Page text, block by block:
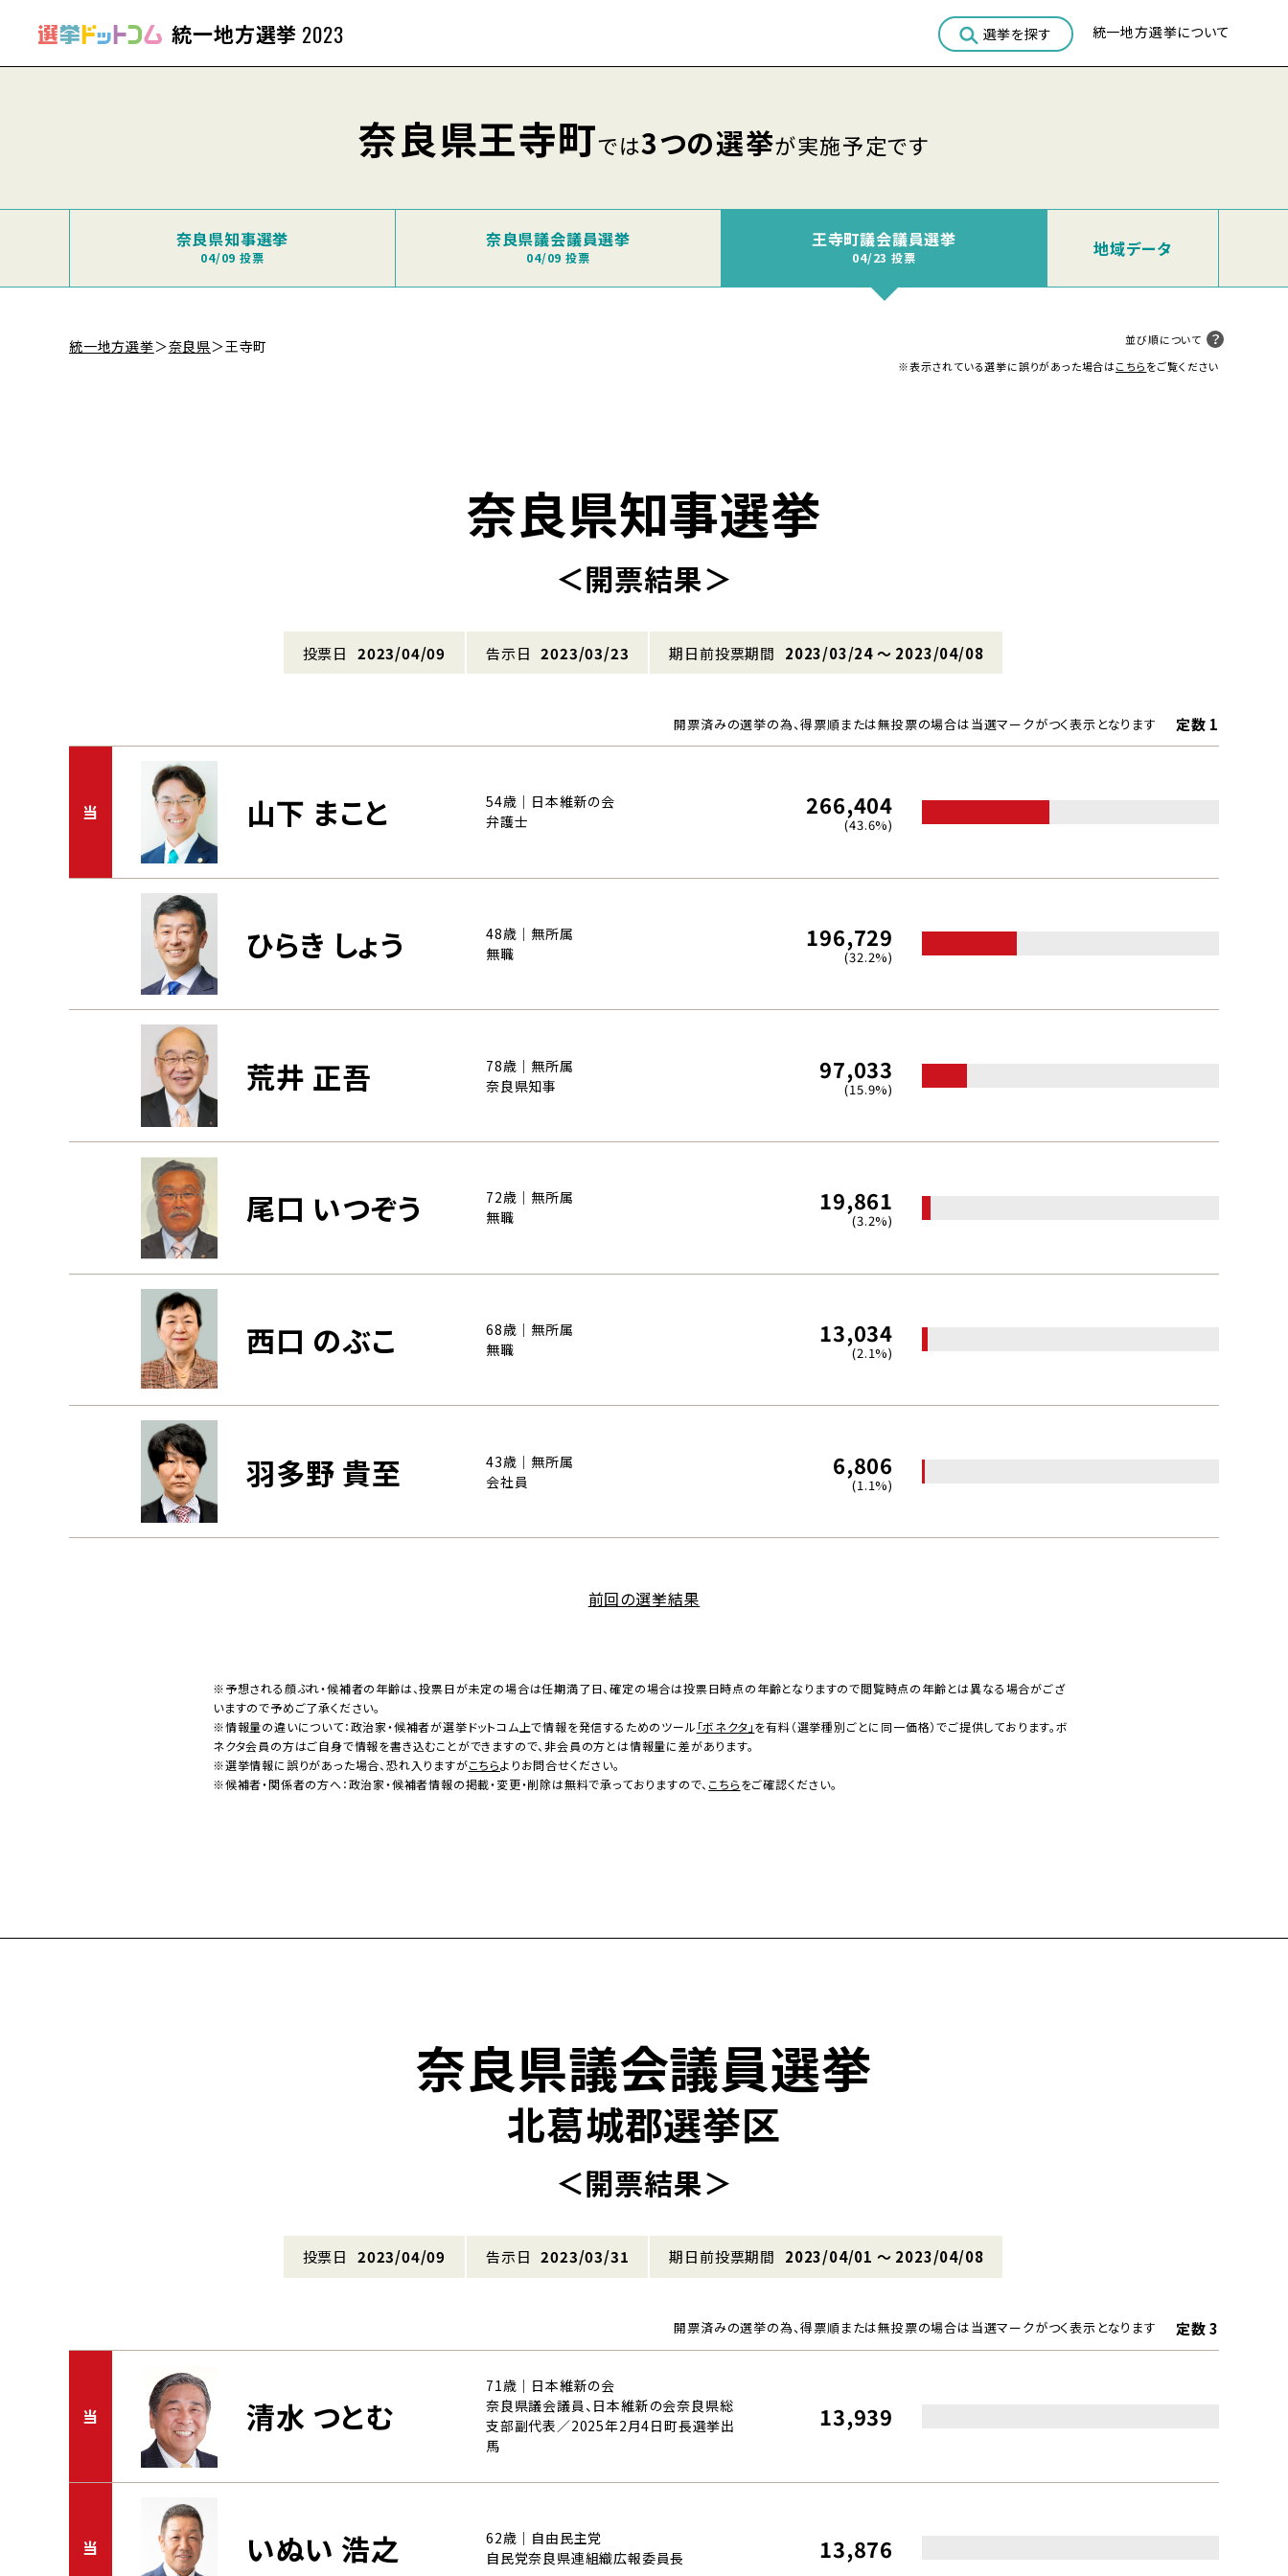
統一地方選挙 2023 選挙を探す 統一地方選挙について
奈良県王寺町では3つの選挙が実施予定です
奈良県知事選挙
04/09 投票
奈良県議会議員選挙
04/09 投票
王寺町議会議員選挙
04/23 投票 地域データ
統一地方選挙＞奈良県＞王寺町
並び順について
※表示されている選挙に誤りがあった場合はこちらをご覧ください
奈良県知事選挙
＜開票結果＞
投票日 2023/04/09 告示日 2023/03/23 期日前投票期間 2023/03/24 〜 2023/04/08
開票済みの選挙の為、得票順または無投票の場合は当選マークがつく表示となります 定数 1
当 山下 まこと
54歳｜日本維新の会
弁護士
266,404
(43.6%)
ひらき しょう
48歳｜無所属
無職
196,729
(32.2%)
荒井 正吾
78歳｜無所属
奈良県知事
97,033
(15.9%)
尾口 いつぞう
72歳｜無所属
無職
19,861
(3.2%)
西口 のぶこ
68歳｜無所属
無職
13,034
(2.1%)
羽多野 貴至
43歳｜無所属
会社員
6,806
(1.1%)
前回の選挙結果
※予想される顔ぶれ・候補者の年齢は、投票日が未定の場合は任期満了日、確定の場合は投票日時点の年齢となりますので閲覧時点の年齢とは異なる場合がござ
いますので予めご了承ください。
※情報量の違いについて：政治家・候補者が選挙ドットコム上で情報を発信するためのツール 「ボネクタ」を有料（選挙種別ごとに同一価格）でご提供しております。ボ
ネクタ会員の方はご自身で情報を書き込むことができますので、非会員の方とは情報量に差があります。
※選挙情報に誤りがあった場合、恐れ入りますがこちらよりお問合せください。
※候補者・関係者の方へ：政治家・候補者情報の掲載・変更・削除は無料で承っておりますので、 こちらをご確認ください。
奈良県議会議員選挙
北葛城郡選挙区
＜開票結果＞
投票日 2023/04/09 告示日 2023/03/31 期日前投票期間 2023/04/01 〜 2023/04/08
開票済みの選挙の為、得票順または無投票の場合は当選マークがつく表示となります 定数 3
当 清水 つとむ
71歳｜日本維新の会
奈良県議会議員、日本維新の会奈良県総
支部副代表／2025年2月4日町長選挙出
馬
13,939
当 いぬい 浩之
62歳｜自由民主党
自民党奈良県連組織広報委員長
13,876